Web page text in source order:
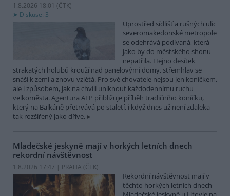
1.8.2026 18:01 (ČTK)
Diskuse: 3
Uprostřed sídlišť a rušných ulic
severomakedonské metropole
se odehrává podívaná, která
jako by do městského shonu
nepatřila. Hejno desítek
strakatých holubů krouží nad panelovými domy, střemhlav se
snáší k zemi a znovu vzlétá. Pro své chovatele nejsou jen koníčkem,
ale i způsobem, jak na chvíli uniknout každodennímu ruchu
velkoměsta. Agentura AFP přibližuje příběh tradičního koníčku,
který na Balkáně přetrvává po staletí, i když dnes už není zdaleka
tak rozšířený jako dříve.
Mladečské jeskyně mají v horkých letních dnech
rekordní návštěvnost
1.8.2026 17:47 | PRAHA (ČTK)
Rekordní návštěvnost mají v
těchto horkých letních dnech